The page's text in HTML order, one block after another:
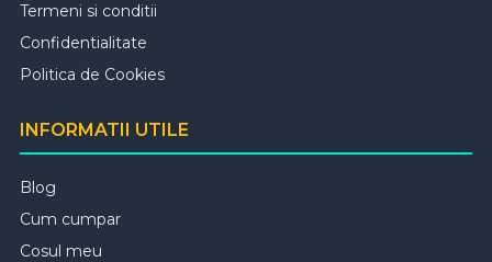
Termeni si conditii
Confidentialitate
Politica de Cookies
INFORMATII UTILE
Blog
Cum cumpar
Cosul meu